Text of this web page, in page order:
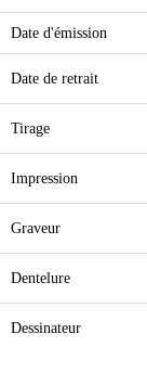
Date d'émission
Date de retrait
Tirage
Impression
Graveur
Dentelure
Dessinateur